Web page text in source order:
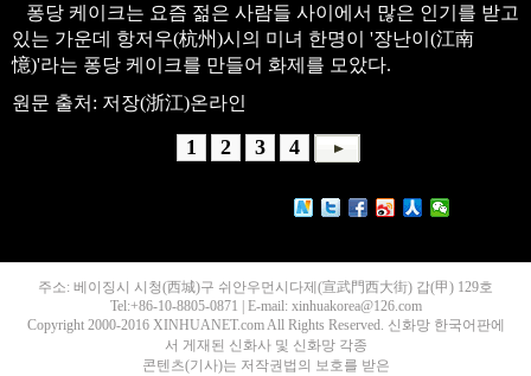
생생 중국어
퐁당 케이크는 요즘 젊은 사람들 사이에서 많은 인기를 받고
있는 가운데 항저우(杭州)시의 미녀 한명이 '장난이(江南
憶)'라는 퐁당 케이크를 만들어 화제를 모았다.
원문 출처: 저장(浙江)온라인
1 2 3 4
주소: 베이징시 시청(西城)구 쉬안우먼시다제(宣武門西大街) 갑(甲) 129호
Tel:+86-10-8805-0871 | E-mail: xinhuakorea@126.com
Copyright 2000-2016 XINHUANET.com All Rights Reserved. 신화망 한국어판에
서 게재된 신화사 및 신화망 각종
콘텐츠(기사)는 저작권법의 보호를 받은